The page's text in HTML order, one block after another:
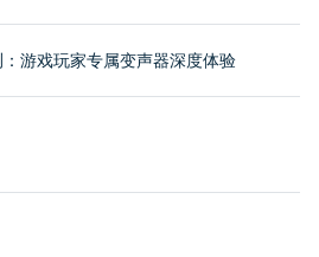
游戏玩家专属变声器深度体验